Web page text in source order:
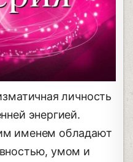
личность
энергией.
именем обладают
умом и